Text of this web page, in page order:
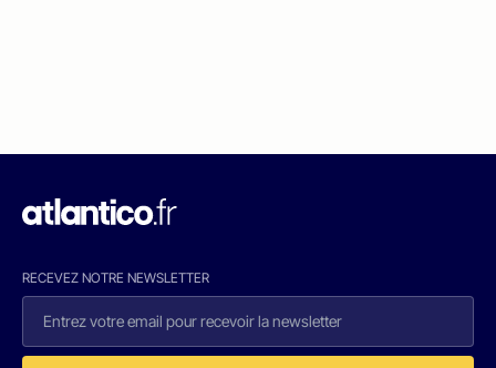
RECEVEZ NOTRE NEWSLETTER